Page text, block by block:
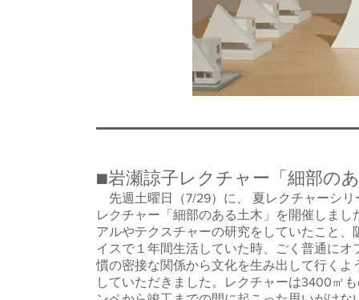
■岩瀬諒子レクチャー「細部の
先週土曜日（7/29）に、 夏レクチャーシ
レクチャー「細部のある土木」を開催しま
アルやテクスチャーの研究をしていたこと
イスで１年間生活していた時、ごく普通に
慣の密接な関係から文化を生み出して行く
していただきました。レクチャーは3400㎡